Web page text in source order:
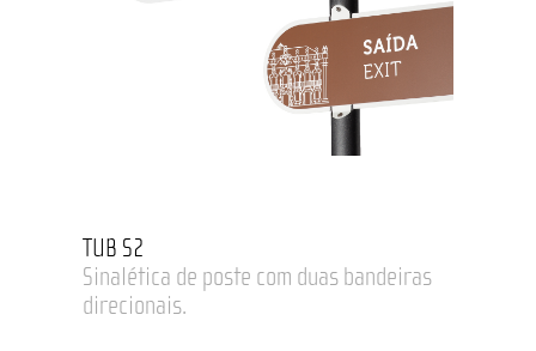
TUB S2
Sinalética de poste com duas bandeiras
direcionais.